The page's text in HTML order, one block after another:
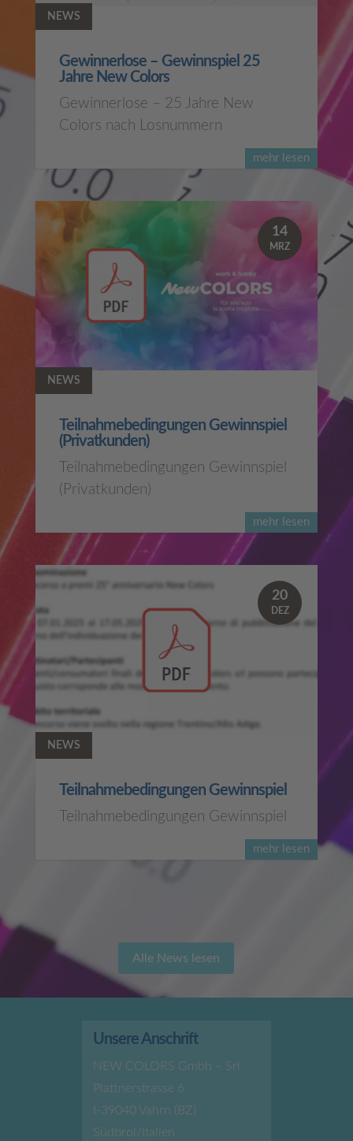
mehr lesen
Gewinnerlose – Gewinnspiel 25
Jahre New Colors
NEWS
Gewinnerlose – 25 Jahre New
Colors nach Losnummern
mehr lesen
Teilnahmebedingungen Gewinnspiel
(Privatkunden)
NEWS
Teilnahmebedingungen Gewinnspiel
(Privatkunden)
14
MRZ
mehr lesen
Teilnahmebedingungen Gewinnspiel
NEWS
Teilnahmebedingungen Gewinnspiel
20
DEZ
Alle News lesen
Unsere Anschrift
NEW COLORS Gmbh – Srl
Plattnerstrasse 6
I-39040 Vahrn (BZ)
Südtirol/Italien